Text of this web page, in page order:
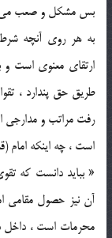
بس مشکل و صعب
به هر روي آنچه
ارتقاي معنوي است
طريق حق پندارد ،
رفت مراتب و مدارجي
است ، چه اينکه امام
« ببايد دانست که
آن نيز حصول مقامي
محرمات است ، داخل